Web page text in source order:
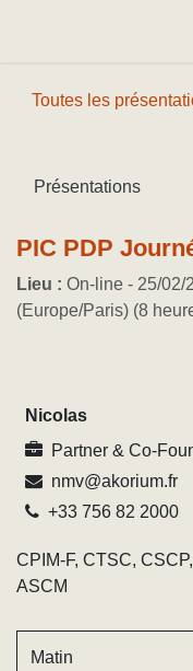
Toutes les
Présentations
PIC PDP
Lieu : On-line -25/
(Europe/Paris) ( 8
Nicolas
Partner & Co-
nmv@akorium.fr
+33 756 82 2000
CPIM-F, CTSC,
ASCM
Matin